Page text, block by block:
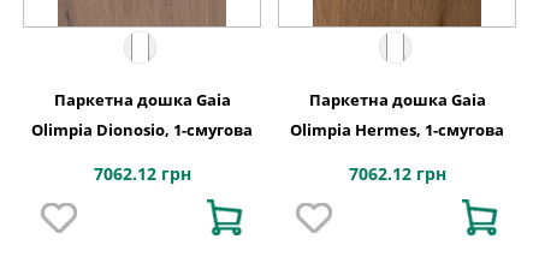
Паркетна дошка Gaia
Olimpia Dionosio, 1-смугова
7062.12 грн
Паркетна дошка Gaia
Olimpia Hermes, 1-смугова
7062.12 грн